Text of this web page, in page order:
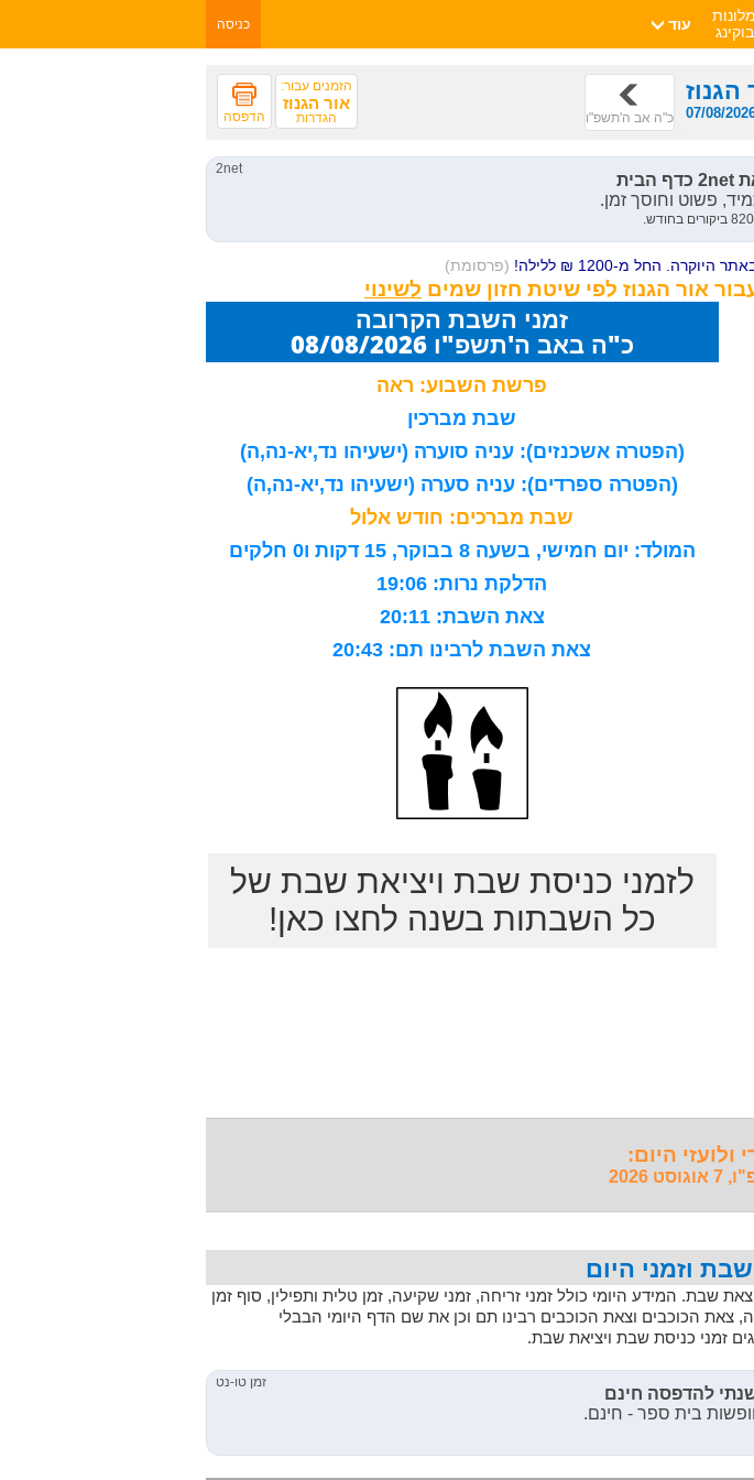
מלונות
בוקינג
עוד כניסה
הזמנים עבור:
אור הגנוז
הגדרות הדפסה
הגנוז
כ"ה אב ה'תשפ"ו
החל מ-1200 ₪ ללילה! (פרסומת)
אור הגנוז לפי שיטת חזון שמים
זמני השבת הקרובה
כ"ה באב ה'תשפ"ו 08/08/2026
פרשת השבוע: ראה
שבת מברכין
(הפטרה אשכנזים): עניה סוערה (ישעיהו נד,יא-נה,ה)
(הפטרה ספרדים): עניה סערה (ישעיהו נד,יא-נה,ה)
שבת מברכים: חודש אלול
המולד: יום חמישי, בשעה 8 בבוקר, 15 דקות ו0 חלקים
הדלקת נרות: 19:06
צאת השבת: 20:11
צאת השבת לרבינו תם: 20:43
לזמני כניסת שבת ויציאת שבת של
כל השבתות בשנה לחצו כאן!
ולועזי היום:
2026
וזמני היום
שבת. המידע היומי כולל זמני זריחה, זמני שקיעה, זמן טלית ותפילין, סוף זמן
צאת הכוכבים וצאת הכוכבים רבינו תם וכן את שם הדף היומי הבבלי
זמני כניסת שבת ויציאת שבת.